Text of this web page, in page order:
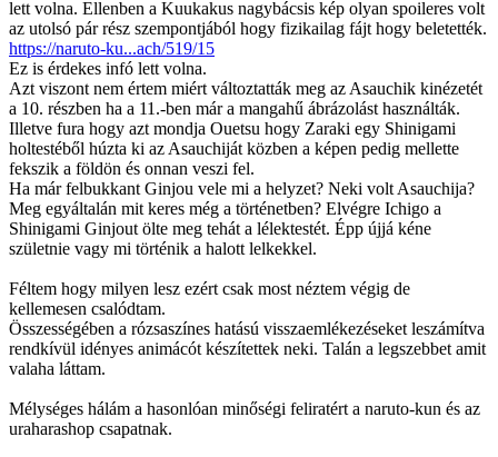
lett volna. Ellenben a Kuukakus nagybácsis kép olyan spoileres volt
az utolsó pár rész szempontjából hogy fizikailag fájt hogy beletették.
https://naruto-ku...ach/519/15
Ez is érdekes infó lett volna.
Azt viszont nem értem miért változtatták meg az Asauchik kinézetét
a 10. részben ha a 11.-ben már a mangahű ábrázolást használták.
Illetve fura hogy azt mondja Ouetsu hogy Zaraki egy Shinigami
holtestéből húzta ki az Asauchiját közben a képen pedig mellette
fekszik a földön és onnan veszi fel.
Ha már felbukkant Ginjou vele mi a helyzet? Neki volt Asauchija?
Meg egyáltalán mit keres még a történetben? Elvégre Ichigo a
Shinigami Ginjout ölte meg tehát a lélektestét. Épp újjá kéne
születnie vagy mi történik a halott lelkekkel.
Féltem hogy milyen lesz ezért csak most néztem végig de
kellemesen csalódtam.
Összességében a rózsaszínes hatású visszaemlékezéseket leszámítva
rendkívül idényes animácót készítettek neki. Talán a legszebbet amit
valaha láttam.
Mélységes hálám a hasonlóan minőségi feliratért a naruto-kun és az
uraharashop csapatnak.